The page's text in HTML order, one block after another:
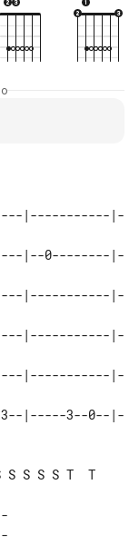
|-----------|-
|--0--------|-
|-----------|-
|-----------|-
|-----------|-
|-----3--0--|-
S S S T  T